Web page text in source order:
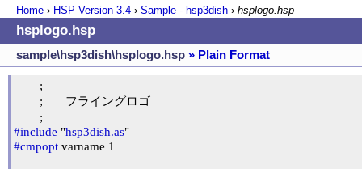
Home › HSP Version 3.4 › Sample - hsp3dish › hsplogo.hsp
hsplogo.hsp
sample\hsp3dish\hsplogo.hsp » Plain Format
#include "hsp3dish.as
#cmpopt varname 1